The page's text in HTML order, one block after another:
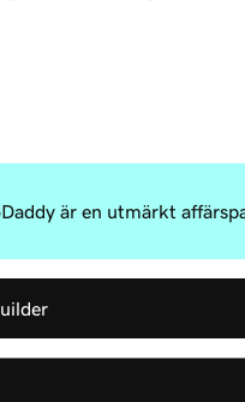
är en utmärkt